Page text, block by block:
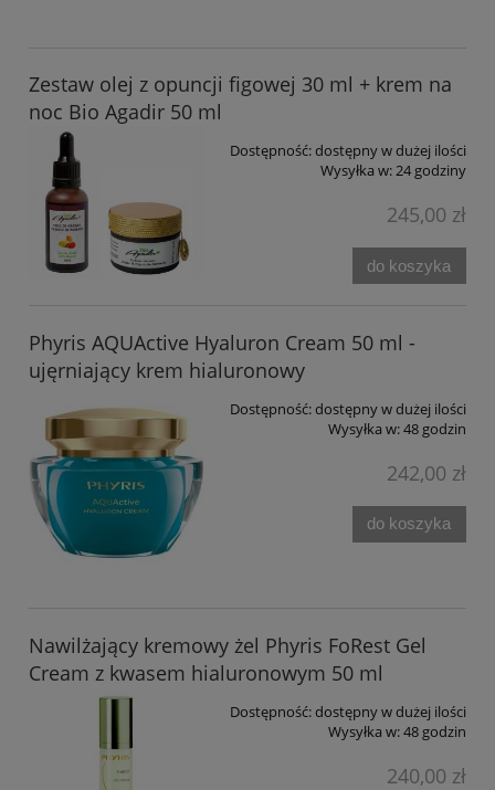
Zestaw olej z opuncji figowej 30 ml + krem na
noc Bio Agadir 50 ml
Dostępność:dostępny w dużej ilości
Wysyłka w:24 godziny
245,00 zł
do koszyka
Phyris AQUActive Hyaluron Cream 50 ml -
ujęrniający krem hialuronowy
Dostępność:dostępny w dużej ilości
Wysyłka w:48 godzin
242,00 zł
do koszyka
Nawilżający kremowy żel Phyris FoRest Gel
Cream z kwasem hialuronowym 50 ml
Dostępność:dostępny w dużej ilości
Wysyłka w:48 godzin
240,00 zł